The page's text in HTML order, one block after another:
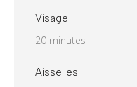
Visage
20 minutes
Aisselles